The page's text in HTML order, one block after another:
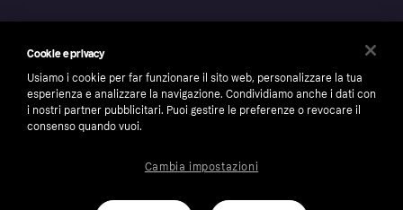
number: 556737-0431
Cookie e privacy
Usiamo i cookie per far funzionare il sito web, personalizzare la tua
esperienza e analizzare la navigazione. Condividiamo anche i dati con
i nostri partner pubblicitari. Puoi gestire le preferenze o revocare il
consenso quando vuoi.
Cambia impostazioni